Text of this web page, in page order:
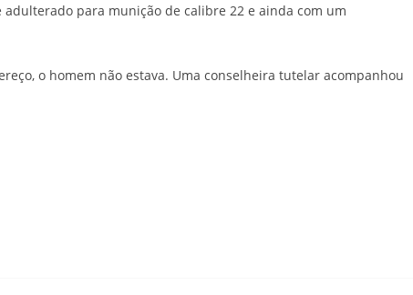
para munição de calibre 22 e ainda com um
o homem não estava. Uma conselheira tutelar acompanhou